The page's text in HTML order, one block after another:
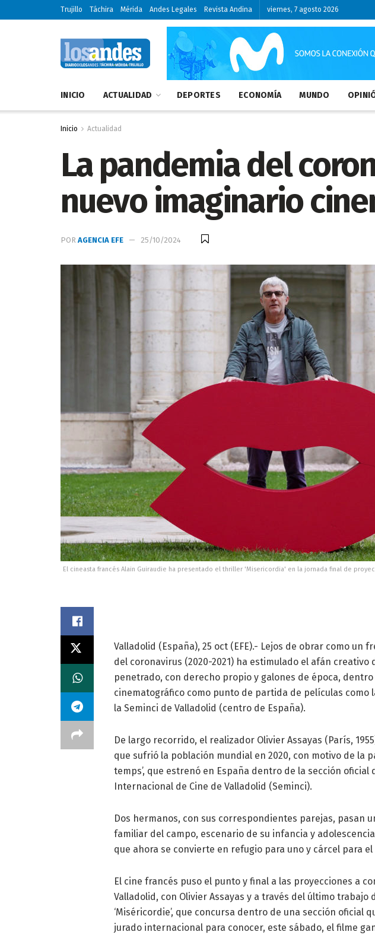
Trujillo Táchira Mérida Andes Legales Revista Andina viernes, 7 agosto 2026
INICIO ACTUALIDAD DEPORTES ECONOMÍA MUNDO
Inicio Actualidad
La pandemia del
nuevo imaginario
POR AGENCIA EFE 25/10/2024
El cineasta francés Alain Guiraudie ha presentado el thriller 'Misericordia' en la jornada final de
Valladolid (España), 25 oct (EFE).- Lejos de obrar como un
del coronavirus (2020-2021) ha estimulado el afán creativo
penetrado, con derecho propio y galones de época,
cinematográfico como punto de partida de películas como
la Seminci de Valladolid (centro de España).
De largo recorrido, el realizador Olivier Assayas (París,
que sufrió la población mundial en 2020, con motivo de la
temps’, que estrenó en España dentro de la sección oficial
Internacional de Cine de Valladolid (Seminci).
Dos hermanos, con sus correspondientes parejas, pasan
familiar del campo, escenario de su infancia y
que ahora se convierte en refugio para uno y cárcel para el
El cine francés puso el punto y final a las proyecciones a
Valladolid, con Olivier Assayas y a través del último trabajo
‘Miséricordie’, que concursa dentro de una sección oficial
jurado internacional para conocer, este sábado, el filme